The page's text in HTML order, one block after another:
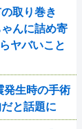
取り巻き
んに詰め寄
ヤバいこと
発生時の手術
と話題に